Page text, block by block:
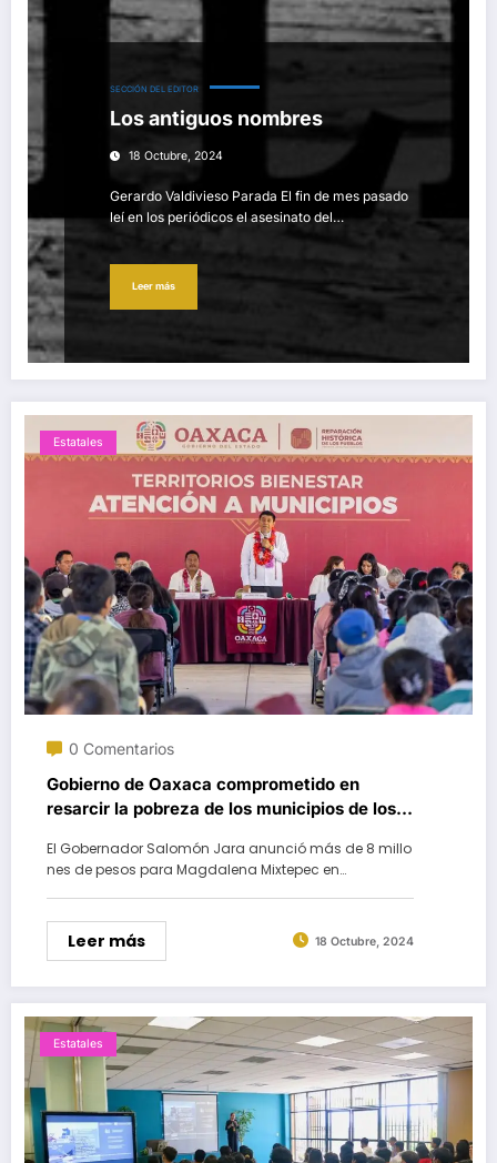
SECCIÓN DEL EDITOR
Los antiguos nombres
18 Octubre, 2024
Gerardo Valdivieso Parada El fin de mes pasado
leí en los periódicos el asesinato del…
Leer más
Estatales
0 Comentarios
Gobierno de Oaxaca comprometido en
resarcir la pobreza de los municipios de los
El Gobernador Salomón Jara anunció más de 8 millo
nes de pesos para Magdalena Mixtepec en…
Leer más 18 Octubre, 2024
Estatales